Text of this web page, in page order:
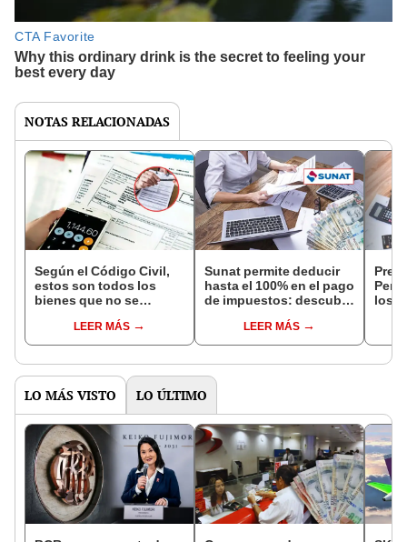
NOTAS RELACIONADAS
Según el Código Civil,
estos son todos los
bienes que no se
tener deudas en el Perú
este 2025
LEER MÁS
Sunat permite deducir
hasta el 100% en el pago
de impuestos: descubre
beneficio tributario
LEER MÁS
Perú
los
LO MÁS VISTO LO ÚLTIMO